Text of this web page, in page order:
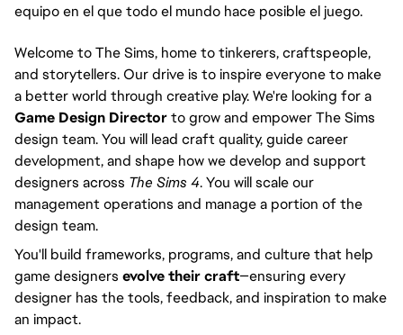
equipo en el que todo el mundo hace posible el juego.
Welcome to The Sims, home to tinkerers, craftspeople,
and storytellers. Our drive is to inspire everyone to make
a better world through creative play. We're looking for a
Game Design Directorto grow and empower The Sims
design team. You will lead craft quality, guide career
development, and shape how we develop and support
designers across The Sims 4. You will scale our
management operations and manage a portion of the
design team.
You'll build frameworks, programs, and culture that help
game designers evolve their craft—ensuring every
designer has the tools, feedback, and inspiration to make
an impact.